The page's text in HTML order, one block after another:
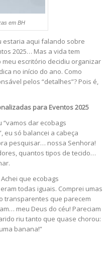
em BH
estaria aqui falando sobre
2025… Mas a vida tem
meu escritório decidiu organizar
no início do ano. Como
pelos “detalhes”? Pois é,
para Eventos 2025
dar ecobags
eu só balancei a cabeça
pesquisar… nossa Senhora!
quantos tipos de tecido…
que ecobags
todas iguais. Comprei umas
transparentes que parecem
meu Deus do céu! Pareciam
riu tanto que quase chorou:
banana!”